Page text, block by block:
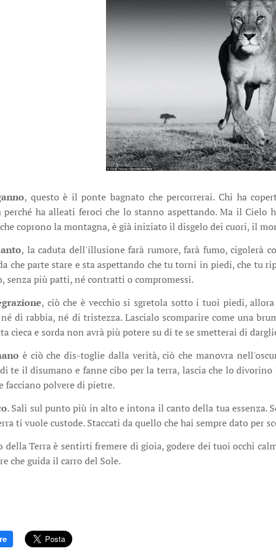
, questo è il ponte bagnato che percorrerai. Chi ha
perché ha alleati feroci che lo stanno aspettando. Ma il Cielo
coprono la montagna, è già iniziato il disgelo dei cuori, il
, la caduta dell'illusione farà rumore, farà fumo, cigolerà
che parte stare e sta aspettando che tu torni in piedi, che tu
senza più patti, né contratti o compromessi.
, ciò che è vecchio si sgretola sotto i tuoi piedi,
di rabbia, né di tristezza. Lascialo scomparire come una
cieca e sorda non avrà più potere su di te se smetterai di
è ciò che dis-toglie dalla verità, ciò che manovra
te il disumano e fanne cibo per la terra, lascia che lo
facciano polvere di pietre.
. Sali sul punto più in alto e intona il canto della tua essenza.
ti vuole custode. Staccati da quello che hai sempre dato per
della Terra è sentirti fremere di gioia, godere dei tuoi occhi
che guida il carro del Sole.